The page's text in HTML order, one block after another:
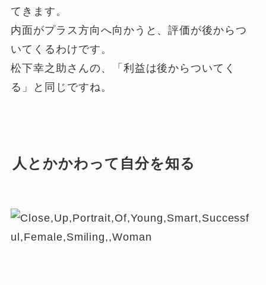
てきます。
内面がプラス方向へ向かうと、評価が後からつ
いてくるわけです。
松下幸之助さんの、「利益は後からついてく
る」と同じですね。
人とかかわって自分を知る